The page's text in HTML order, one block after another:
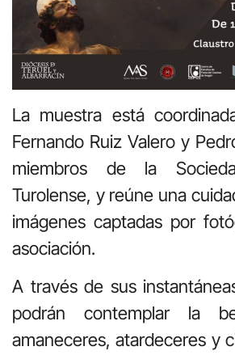
La muestra está
Fernando Ruiz Valero y
miembros de la
Turolense, y reúne una
imágenes captadas por
asociación.
A través de sus
podrán contemplar la
amaneceres, atardeceres y